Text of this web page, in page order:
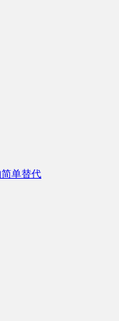
简单替代